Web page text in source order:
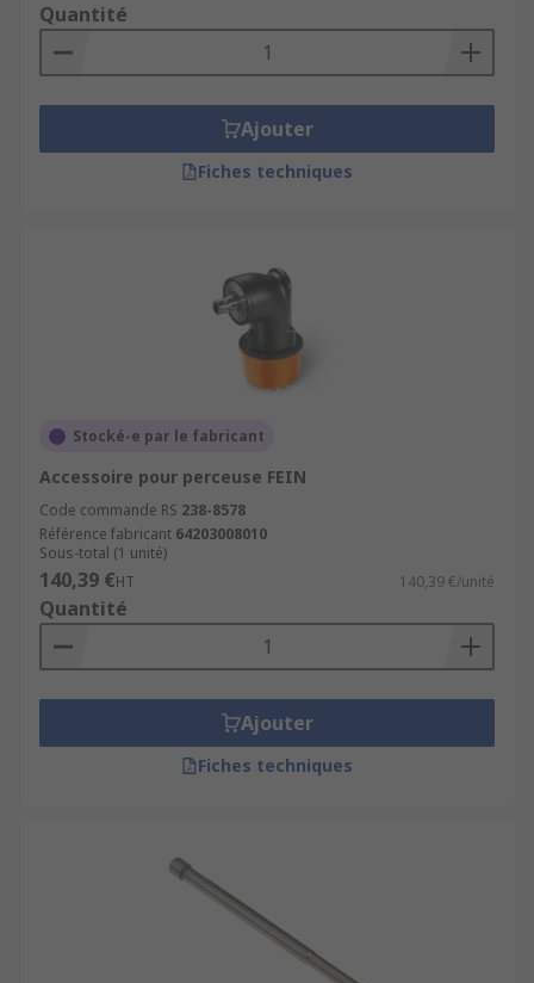
Quantité
Ajouter
Fiches techniques
Stocké-e par le fabricant
Accessoire pour perceuse FEIN
Code commande RS 238-8578
Référence fabricant 64203008010
Sous-total (1 unité)
140,39 €HT 140,39 €/unité
Quantité
Ajouter
Fiches techniques